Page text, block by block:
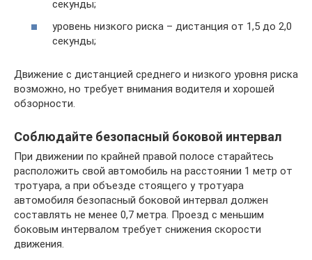
секунды;
уровень низкого риска – дистанция от 1,5 до 2,0
секунды;
Движение с дистанцией среднего и низкого уровня риска
возможно, но требует внимания водителя и хорошей
обзорности.
Соблюдайте безопасный боковой интервал
При движении по крайней правой полосе старайтесь
расположить свой автомобиль на расстоянии 1 метр от
тротуара, а при объезде стоящего у тротуара
автомобиля безопасный боковой интервал должен
составлять не менее 0,7 метра. Проезд с меньшим
боковым интервалом требует снижения скорости
движения.